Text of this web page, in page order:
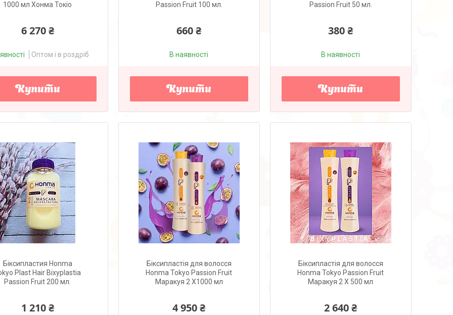
1000 мл Хонма Токіо
6 270 ₴
Оптом і в роздріб
Купити
Passion Fruit 100 мл.
660 ₴
В наявності
Купити
Passion Fruit 50 мл.
380 ₴
В наявності
Купити
Біксипластия Honma
Plast Hair Bixyplastia
Passion Fruit 200 мл.
1 210 ₴
Біксипластія для волосся
Honma Tokyo Passion Fruit
Маракуя 2 X1000 мл
4 950 ₴
Біксипластія для волосся
Honma Tokyo Passion Fruit
Маракуя 2 X 500 мл
2 640 ₴